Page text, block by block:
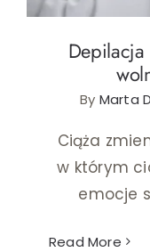
By Marta
Ciąża
w którym
emocje
Read More